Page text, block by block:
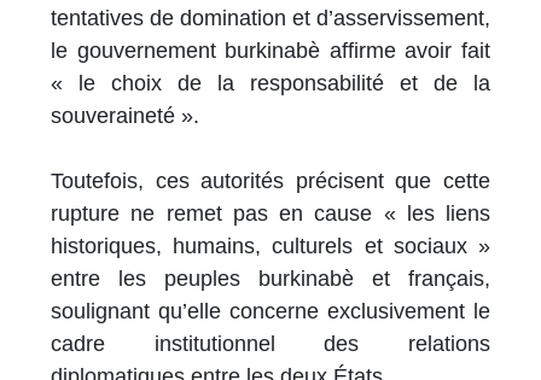
tentatives de domination et d’asservissement,
le gouvernement burkinabè affirme avoir fait
« le choix de la responsabilité et de la
souveraineté ».
Toutefois, ces autorités précisent que cette
rupture ne remet pas en cause « les liens
historiques, humains, culturels et sociaux »
entre les peuples burkinabè et français,
soulignant qu’elle concerne exclusivement le
cadre institutionnel des relations